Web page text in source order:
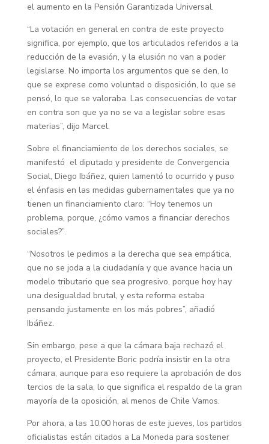
el aumento en la Pensión Garantizada Universal.
“La votación en general en contra de este proyecto
significa, por ejemplo, que los articulados referidos a la
reducción de la evasión, y la elusión no van a poder
legislarse. No importa los argumentos que se den, lo
que se exprese como voluntad o disposición, lo que se
pensó, lo que se valoraba. Las consecuencias de votar
en contra son que ya no se va a legislar sobre esas
materias”, dijo Marcel.
Sobre el financiamiento de los derechos sociales, se
manifestó el diputado y presidente de Convergencia
Social, Diego Ibáñez, quien lamentó lo ocurrido y puso
el énfasis en las medidas gubernamentales que ya no
tienen un financiamiento claro: “Hoy tenemos un
problema, porque, ¿cómo vamos a financiar derechos
sociales?”.
“Nosotros le pedimos a la derecha que sea empática,
que no se joda a la ciudadanía y que avance hacia un
modelo tributario que sea progresivo, porque hoy hay
una desigualdad brutal, y esta reforma estaba
pensando justamente en los más pobres”, añadió
Ibáñez.
Sin embargo, pese a que la cámara baja rechazó el
proyecto, el Presidente Boric podría insistir en la otra
cámara, aunque para eso requiere la aprobación de dos
tercios de la sala, lo que significa el respaldo de la gran
mayoría de la oposición, al menos de Chile Vamos.
Por ahora, a las 10.00 horas de este jueves, los partidos
oficialistas están citados a La Moneda para sostener